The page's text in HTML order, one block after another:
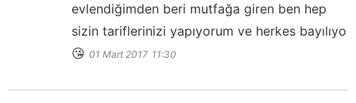
evlendiğimden beri mutfağa giren ben hep
sizin tariflerinizi yapıyorum ve herkes bayılıyo
😘 01 Mart 2017 11:30